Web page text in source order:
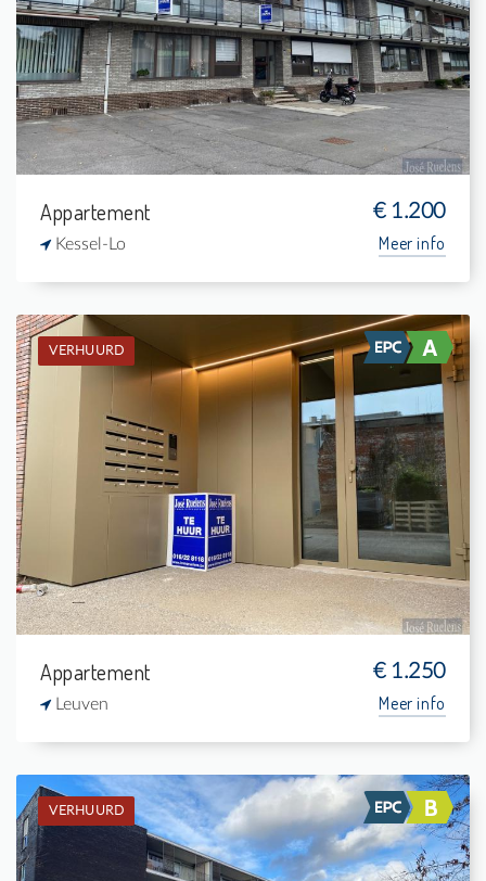
2
-
1
84 m²
Appartement € 1.200
Kessel-Lo Meer info
VERHUURD
Verhuurd: Appartement
1
5 m²
1
75 m²
Appartement € 1.250
Leuven Meer info
VERHUURD